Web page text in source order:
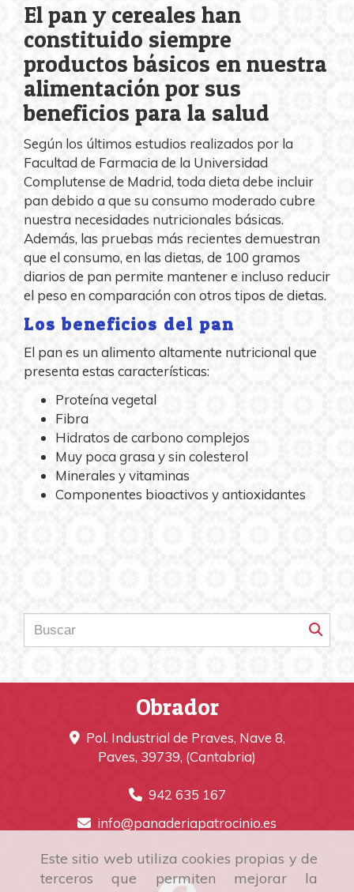
Este sitio web utiliza cookies propias y de
terceros que permiten mejorar la
El pan y cereales han
constituido siempre
productos básicos en nuestra
alimentación por sus
beneficios para la salud
Según los últimos estudios realizados por la
Facultad de Farmacia de la Universidad
Complutense de Madrid, toda dieta debe incluir
pan debido a que su consumo moderado cubre
nuestra necesidades nutricionales básicas.
Además, las pruebas más recientes demuestran
que el consumo, en las dietas, de 100 gramos
diarios de pan permite mantener e incluso reducir
el peso en comparación con otros tipos de dietas.
Los beneficios del pan
El pan es un alimento altamente nutricional que
presenta estas características:
Proteína vegetal
Fibra
Hidratos de carbono complejos
Muy poca grasa y sin colesterol
Minerales y vitaminas
Componentes bioactivos y antioxidantes
Obrador
Pol. Industrial de Praves, Nave 8,
Paves, 39739, (Cantabria)
942 635 167
info
panaderiapatrocinio.es